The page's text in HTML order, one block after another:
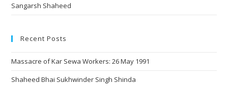
Sangarsh Shaheed
Recent Posts
Massacre of Kar Sewa Workers: 26 May 1991
Shaheed Bhai Sukhwinder Singh Shinda